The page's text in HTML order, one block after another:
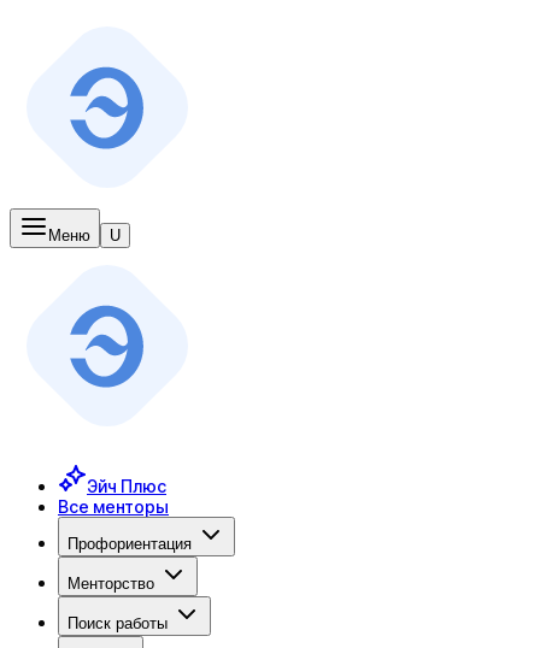
Меню U
Эйч Плюс
Все менторы
Профориентация
Менторство
Поиск работы